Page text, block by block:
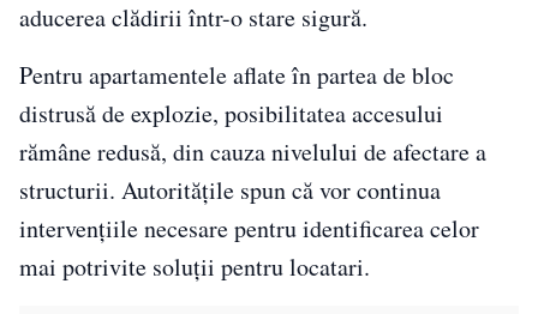
aducerea clădirii într-o stare sigură.
Pentru apartamentele aflate în partea de bloc
distrusă de explozie, posibilitatea accesului
rămâne redusă, din cauza nivelului de afectare a
structurii. Autoritățile spun că vor continua
intervențiile necesare pentru identificarea celor
mai potrivite soluții pentru locatari.